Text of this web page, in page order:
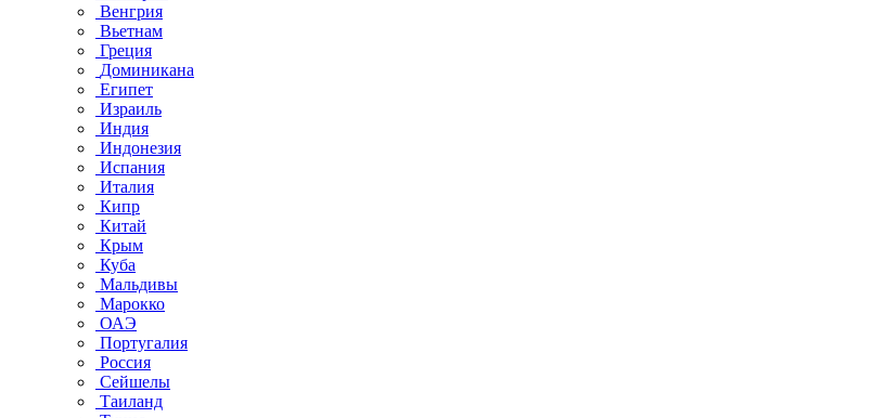
Венгрия
Вьетнам
Греция
Доминикана
Египет
Израиль
Индия
Индонезия
Испания
Италия
Кипр
Китай
Крым
Куба
Мальдивы
Марокко
ОАЭ
Португалия
Россия
Сейшелы
Таиланд